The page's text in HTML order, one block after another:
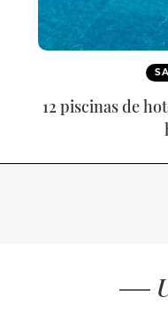
12 piscinas de